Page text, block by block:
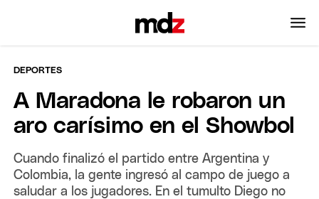
DEPORTES
A Maradona le robaron un
aro carísimo en el Showbol
Cuando finalizó el partido entre Argentina y
Colombia, la gente ingresó al campo de juego a
saludar a los jugadores. En el tumulto Diego no